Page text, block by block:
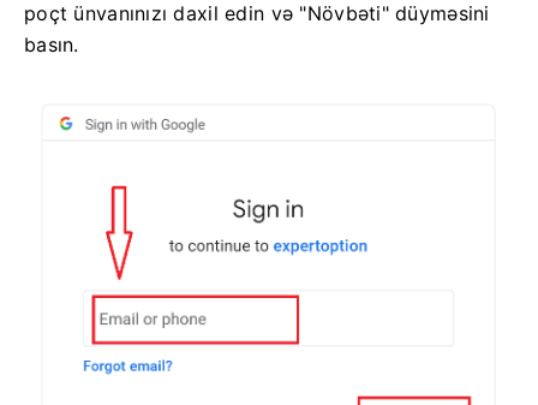
poçt ünvanınızı daxil edin və "Növbəti" düyməsini
basın.